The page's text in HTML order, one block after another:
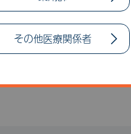
その他医療関係者